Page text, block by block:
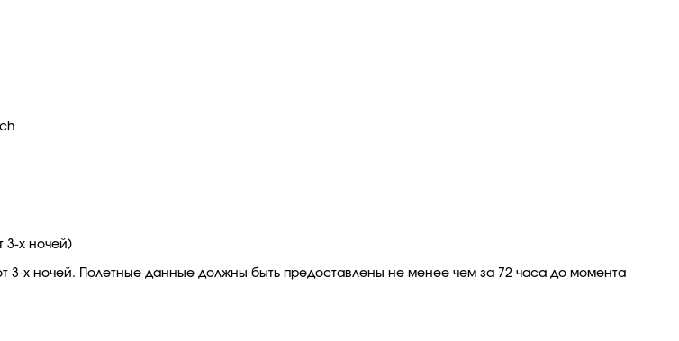
3-х ночей)
3-х ночей. Полетные данные должны быть предоставлены не менее чем за 72 часа до момента